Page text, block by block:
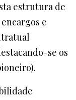
estrutura de
e
se os